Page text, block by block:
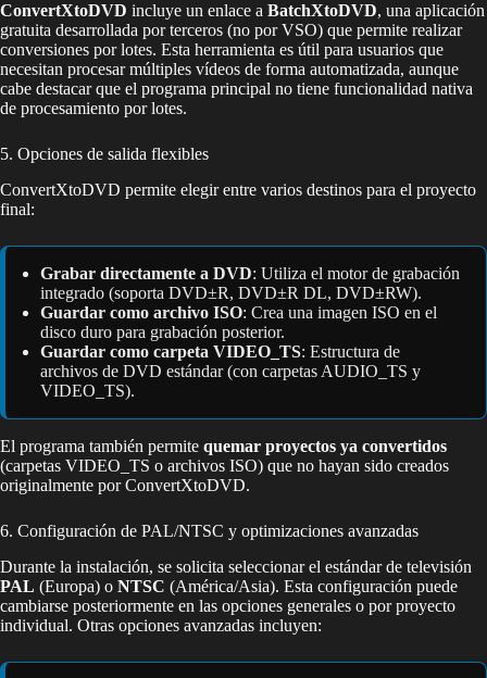
ConvertXtoDVD incluye un enlace a BatchXtoDVD, una aplicación
gratuita desarrollada por terceros (no por VSO) que permite realizar
conversiones por lotes. Esta herramienta es útil para usuarios que
necesitan procesar múltiples vídeos de forma automatizada, aunque
cabe destacar que el programa principal no tiene funcionalidad nativa
de procesamiento por lotes.
5. Opciones de salida flexibles
ConvertXtoDVD permite elegir entre varios destinos para el proyecto
final:
Grabar directamente a DVD: Utiliza el motor de grabación
integrado (soporta DVD±R, DVD±R DL, DVD±RW).
Guardar como archivo ISO: Crea una imagen ISO en el
disco duro para grabación posterior.
Guardar como carpeta VIDEO_TS: Estructura de
archivos de DVD estándar (con carpetas AUDIO_TS y
VIDEO_TS).
El programa también permite quemar proyectos ya convertidos
(carpetas VIDEO_TS o archivos ISO) que no hayan sido creados
originalmente por ConvertXtoDVD.
6. Configuración de PAL/NTSC y optimizaciones avanzadas
Durante la instalación, se solicita seleccionar el estándar de televisión
PAL (Europa) o NTSC (América/Asia). Esta configuración puede
cambiarse posteriormente en las opciones generales o por proyecto
individual. Otras opciones avanzadas incluyen: